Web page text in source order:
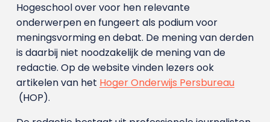
Hogeschool over voor hen relevante
onderwerpen en fungeert als podium voor
meningsvorming en debat. De mening van derden
is daarbij niet noodzakelijk de mening van de
redactie. Op de website vinden lezers ook
artikelen van het Hoger Onderwijs Persbureau
(HOP).